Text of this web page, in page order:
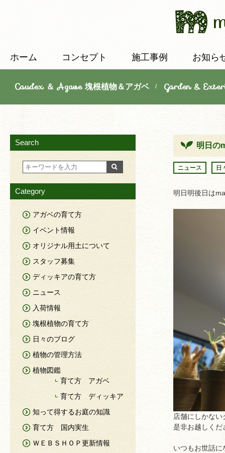
ホーム コンセプト 施工事例 お知ら
Caudex ＆ Agave 塊根植物＆アガベ/Garden &
明日の
ニュース 日
明日明後日は
店舗にしかな
是非お越しくだ
いつもお世話
Search
Category
アガベの育て方
イベント情報
オリジナル用土について
スタッフ募集
ディッキアの育て方
ニュース
入荷情報
塊根植物の育て方
日々のブログ
植物の管理方法
植物図鑑
育て方 アガベ
育て方 ディッキア
知って得するお庭の知識
育て方 国内実生
ＷＥＢＳＨＯＰ更新情報